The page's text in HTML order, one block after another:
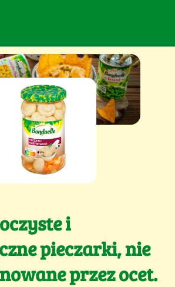
i
pieczarki, nie
przez ocet.